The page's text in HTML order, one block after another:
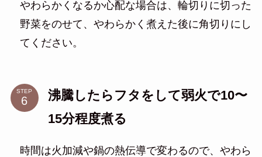
やわらかくなるか心配な場合は、輪切りに切った
野菜をのせて、やわらかく煮えた後に角切りにし
てください。
STEP
沸騰したらフタをして弱火で10〜
15分程度煮る
時間は火加減や鍋の熱伝導で変わるので、やわら